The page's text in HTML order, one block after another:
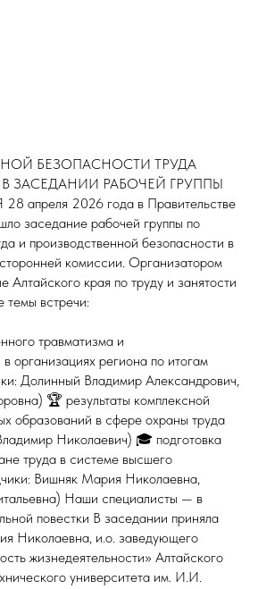
БЕЗОПАСНОСТИ ТРУДА
ЗАСЕДАНИИ РАБОЧЕЙ ГРУППЫ
апреля 2026 года в Правительстве
заседание рабочей группы по
и производственной безопасности в
комиссии. Организатором
Алтайского края по труду и занятости
темы встречи:
травматизма и
организациях региона по итогам
Долинный Владимир Александрович,
🏆 результаты комплексной
образований в сфере охраны труда
Николаевич) 🎓 подготовка
труда в системе высшего
Вишняк Мария Николаевна,
Наши специалисты — в
повестки В заседании приняла
Николаевна, и.о. заведующего
жизнедеятельности» Алтайского
университета им. И.И.